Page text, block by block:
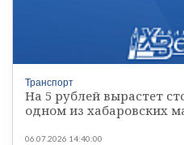
Транспорт
На 5 рублей вырастет
одном из хабаровских
06.07.2026 14:40:00